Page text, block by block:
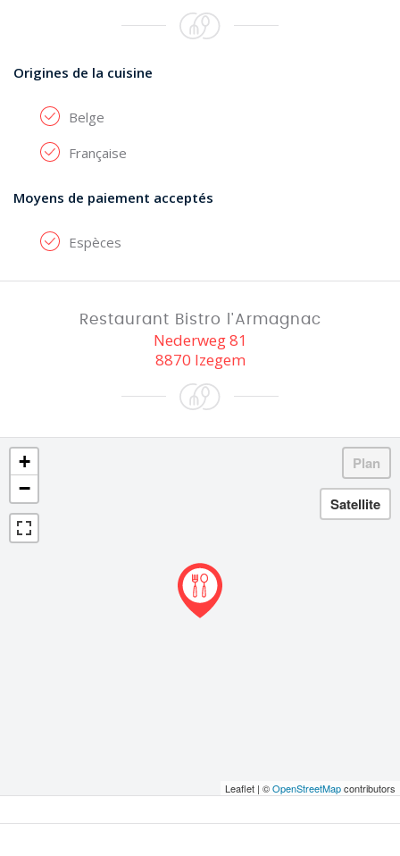
Origines de la cuisine
Belge
Française
Moyens de paiement acceptés
Espèces
Restaurant Bistro l'Armagnac
Nederweg 81
8870 Izegem
+
−
Leaflet | ©OpenStreetMapcontributors